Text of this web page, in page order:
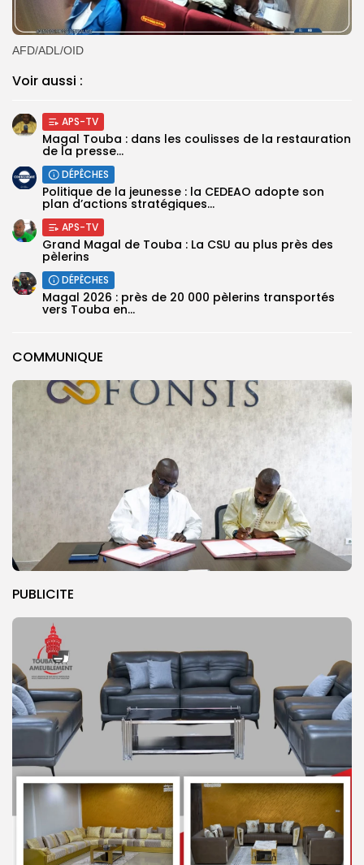
COMMUNIQUE
PUBLICITE
AFD/ADL/OID
Voir aussi :
APS-TV
Magal Touba : dans les coulisses de la restauration
de la presse...
DÉPÊCHES
Politique de la jeunesse : la CEDEAO adopte son
plan d’actions stratégiques...
APS-TV
Grand Magal de Touba : La CSU au plus près des
pèlerins
DÉPÊCHES
Magal 2026 : près de 20 000 pèlerins transportés
vers Touba en...